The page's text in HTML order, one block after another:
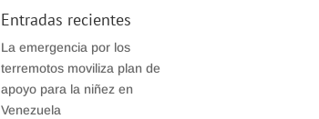
Entradas recientes
La emergencia por los
terremotos moviliza plan de
apoyo para la niñez en
Venezuela